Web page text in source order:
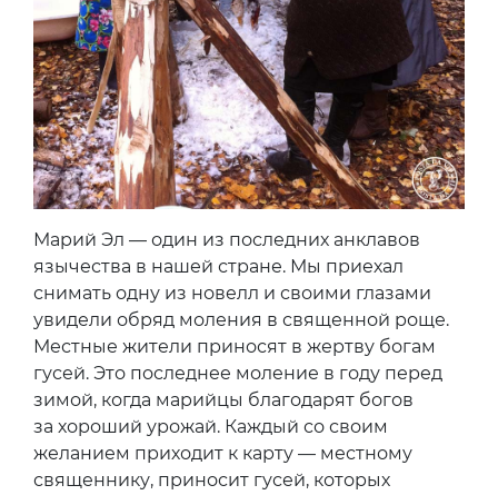
Марий Эл — один из последних анклавов
язычества в нашей стране. Мы приехал
снимать одну из новелл и своими глазами
увидели обряд моления в священной роще.
Местные жители приносят в жертву богам
гусей. Это последнее моление в году перед
зимой, когда марийцы благодарят богов
за хороший урожай. Каждый со своим
желанием приходит к карту — местному
священнику, приносит гусей, которых